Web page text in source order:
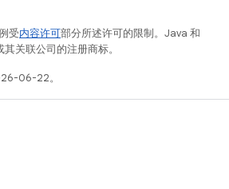
受内容许可部分所述许可的限制。Java 和
关联公司的注册商标。
06-22。